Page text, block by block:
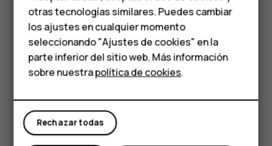
HMD Terra M
Para empresas
Tabletas
Tienda
Mi cuenta
Tarjeta SIM preferida para, toque la configuración que
quiera cambiar y seleccione la tarjeta SIM.
¿Te ha parecido útil?
Sí No
otras tecnologías similares. Puedes cambiar
los ajustes en cualquier momento
seleccionando "Ajustes de cookies" en la
parte inferior del sitio web. Más información
sobre nuestrapolítica de cookies.
Rechazar todas